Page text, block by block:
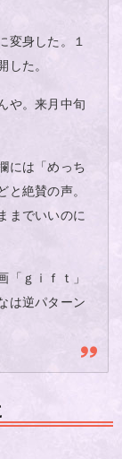
身した。１
した。
や。来月中旬
には「めっち
と絶賛の声。
までいいのに
「ｇｉｆｔ」
は逆パターン